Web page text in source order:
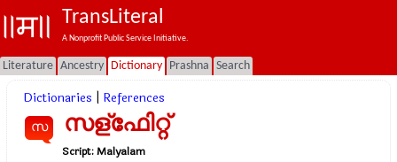
TransLiteral
A Nonprofit Public Service Initiative.
Literature Ancestry Dictionary Prashna Search
Dictionaries References
സ സള്ഫേിറ്റ്
Script:Malyalam